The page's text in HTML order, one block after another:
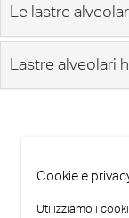
Le lastre
Lastre alveolari
Cookie e
Utilizziamo i